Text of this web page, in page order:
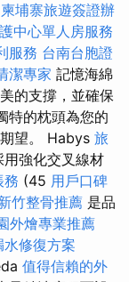
柬埔寨旅遊簽證辦
中心單人房服務
服務 台南台胞證
潔專家 記憶海綿
的支撐，並確保
特的枕頭為您的
望。 Habys 旅
強化交叉線材
務 (45 用戶口碑
竹整骨推薦 是品
外燴專業推薦
水修復方案
值得信賴的外